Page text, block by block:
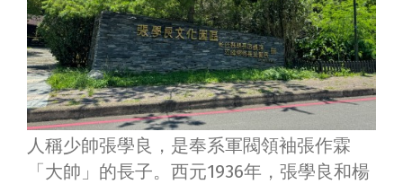
人稱少帥張學良，是奉系軍閥領袖張作霖
「大帥」的長子。西元1936年，張學良和楊